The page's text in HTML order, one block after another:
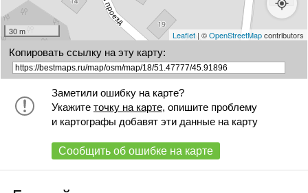
30 m Leaflet| ©OpenStreetMapcontributors
Копировать ссылку на эту карту:
Заметили ошибку на карте?
Укажите точку на карте, опишите проблему
и картографы добавят эти данные на карту
Сообщить об ошибке на карте